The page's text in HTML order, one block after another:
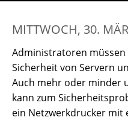
MITTWOCH, 30.
Administratoren
Sicherheit von Servern
Auch mehr oder minder
kann zum
ein Netzwerkdrucker mit